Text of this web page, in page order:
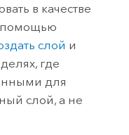
в качестве
слой и
где
для
слой, а не